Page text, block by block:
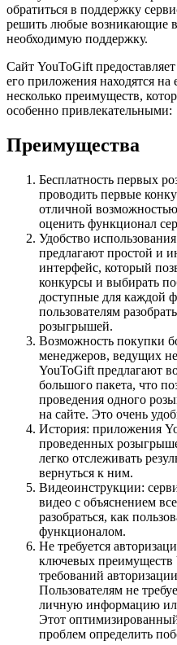
обратиться в поддержку
решить любые возникающие
необходимую поддержку.
Сайт YouToGift
его приложения находятся
несколько преимуществ,
особенно привлекательными:
Преимущества
Бесплатность первых
проводить первые
отличной
оценить функционал
Удобство
предлагают простой и
интерфейс, который
конкурсы и выбирать
доступные для каждой
пользователям
розыгрышей.
Возможность покупки
менеджеров, ведущих
YouToGift предлагают
большого пакета, что
проведения одного
на сайте. Это очень
История: приложения
проведенных
легко отслеживать
вернуться к ним.
Видеоинструкции:
видео с объяснением
разобраться, как
функционалом.
Не требуется
ключевых преимуществ
требований
Пользователям не
личную информацию
Этот
проблем определить